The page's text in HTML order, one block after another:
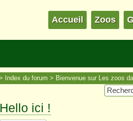
Accueil Zoos
Index du forum Bienvenue sur Les zoos
Hello ici !